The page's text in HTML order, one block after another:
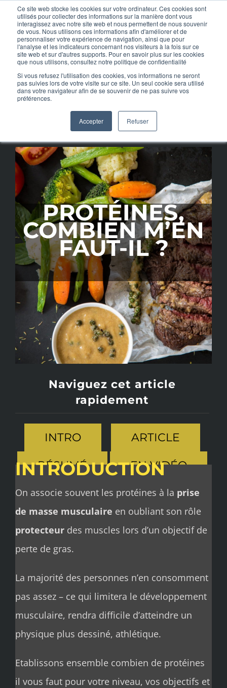
Ce site web stocke les cookies sur votre ordinateur. Ces cookies sont
utilisés pour collecter des informations sur la manière dont vous
interagissez avec notre site web et nous permettent de nous souvenir
de vous. Nous utilisons ces informations afin d'améliorer et de
personnaliser votre expérience de navigation, ainsi que pour
l'analyse et les indicateurs concernant nos visiteurs à la fois sur ce
site web et sur d'autres supports. Pour en savoir plus sur les cookies
que nous utilisons, consultez notre politique de confidentialité
Si vous refusez l'utilisation des cookies, vos informations ne seront
pas suivies lors de votre visite sur ce site. Un seul cookie sera utilisé
dans votre navigateur afin de se souvenir de ne pas suivre vos
préférences.
Accepter Refuser
content
MENU
POURQUOI TOTAL FORCE GYM ?
RESULTATS CLIENTS
LA SALLE
ARTICLES
COACHING SPORTIF
Protéines, quelle quantité ?
PROTÉINES,
COMBIEN M’EN
FAUT-IL ?
Naviguez cet article
rapidement
INTRO ARTICLE
RÉSUMÉ EN VIDÉO
INTRODUCTION
On associe souvent les protéines à la prise
de masse musculaire en oubliant son rôle
protecteurdes muscles lors d’un objectif de
perte de gras.
La majorité des personnes n’en consomment
pas assez – ce qui limitera le développement
musculaire, rendra difficile d’atteindre un
physique plus dessiné, athlétique.
Etablissons ensemble combien de protéines
il vous faut pour votre niveau, vos objectifs et